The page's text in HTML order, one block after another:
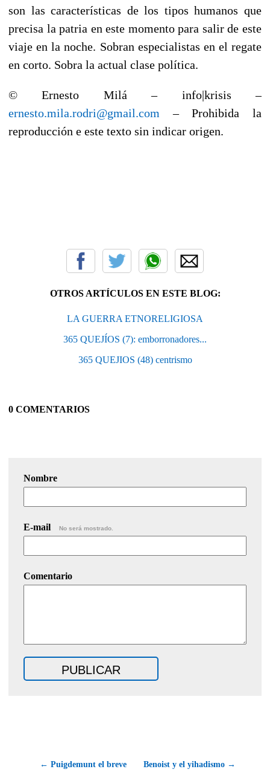
son las características de los tipos humanos que
precisa la patria en este momento para salir de este
viaje en la noche. Sobran especialistas en el regate
en corto. Sobra la actual clase política.
© Ernesto Milá – info|krisis –
ernesto.mila.rodri@gmail.com – Prohibida la
reproducción e este texto sin indicar origen.
OTROS ARTÍCULOS EN ESTE BLOG:
LA GUERRA ETNORELIGIOSA
365 QUEJÍOS (7): emborronadores...
365 QUEJIOS (48) centrismo
0 COMENTARIOS
Nombre
E-mail No será mostrado.
Comentario
← Puigdemunt el breve Benoist y el yihadismo →